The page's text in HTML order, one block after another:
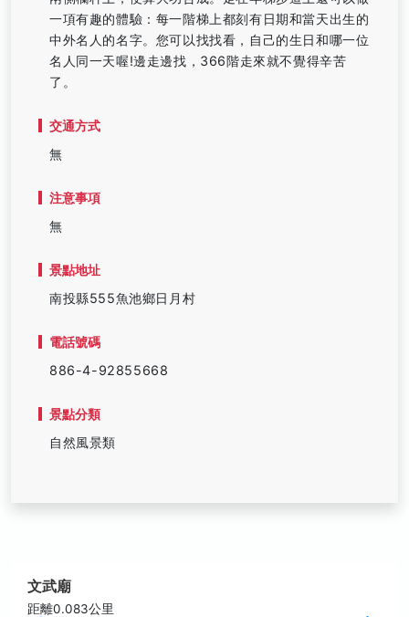
一項有趣的體驗：每一階梯上都刻有日期和當天出生的
中外名人的名字。您可以找找看，自己的生日和哪一位
名人同一天喔!邊走邊找，366階走來就不覺得辛苦
了。
交通方式
無
注意事項
無
景點地址
南投縣555魚池鄉日月村
電話號碼
886-4-92855668
景點分類
自然風景類
文武廟
距離0.083公里